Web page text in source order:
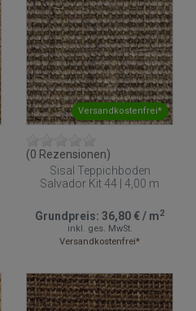
Versandkostenfrei*
(0 Rezensionen)
Sisal Teppichboden
Salvador Kit 44 | 4,00 m
Grundpreis: 36,80 €/ m2
inkl. ges. MwSt.
Versandkostenfrei*